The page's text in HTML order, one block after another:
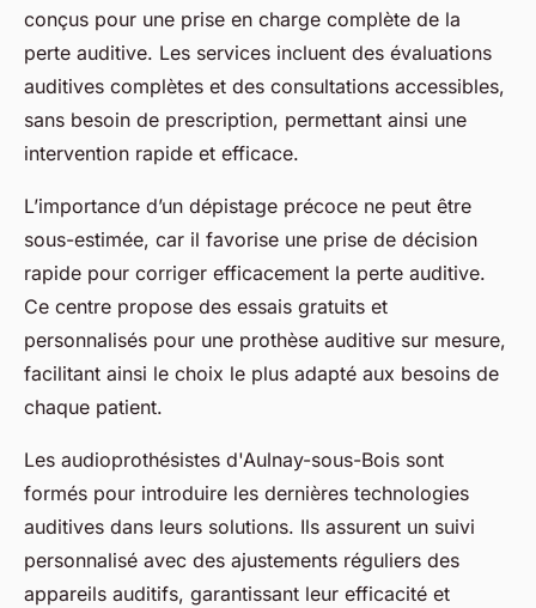
conçus pour une prise en charge complète de la
perte auditive. Les services incluent des évaluations
auditives complètes et des consultations accessibles,
sans besoin de prescription, permettant ainsi une
intervention rapide et efficace.
L’importance d’un dépistage précoce ne peut être
sous-estimée, car il favorise une prise de décision
rapide pour corriger efficacement la perte auditive.
Ce centre propose des essais gratuits et
personnalisés pour une prothèse auditive sur mesure,
facilitant ainsi le choix le plus adapté aux besoins de
chaque patient.
Les audioprothésistes d'Aulnay-sous-Bois sont
formés pour introduire les dernières technologies
auditives dans leurs solutions. Ils assurent un suivi
personnalisé avec des ajustements réguliers des
appareils auditifs, garantissant leur efficacité et